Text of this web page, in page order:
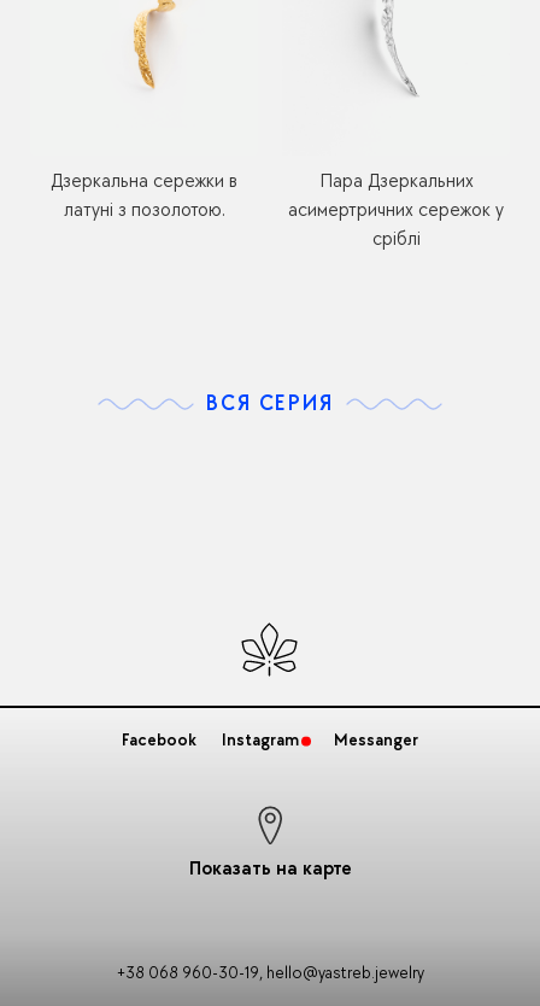
Дзеркальна сережки в
латуні з позолотою.
Пара Дзеркальних
асимертричних сережок у
сріблі
ВСЯ СЕРИЯ
Facebook Instagram Messanger
Показать на карте
+38 068 960-30-19, hello@yastreb.jewelry